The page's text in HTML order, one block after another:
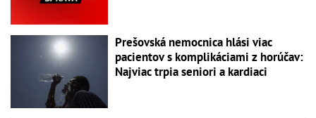
Prešovská nemocnica hlási viac
pacientov s komplikáciami z horúčav:
Najviac trpia seniori a kardiaci